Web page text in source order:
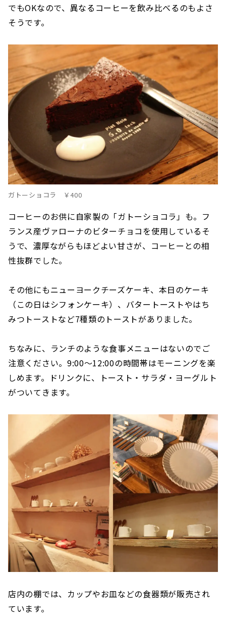
でもOKなので、異なるコーヒーを飲み比べるのもよさ
そうです。
ガトーショコラ ￥400
コーヒーのお供に自家製の「ガトーショコラ」も。フ
ランス産ヴァローナのビターチョコを使用しているそ
うで、濃厚ながらもほどよい甘さが、コーヒーとの相
性抜群でした。
その他にもニューヨークチーズケーキ、本日のケーキ
（この日はシフォンケーキ）、バタートーストやはち
みつトーストなど7種類のトーストがありました。
ちなみに、ランチのような食事メニューはないのでご
注意ください。9:00〜12:00の時間帯はモーニングを楽
しめます。ドリンクに、トースト・サラダ・ヨーグルト
がついてきます。
店内の棚では、カップやお皿などの食器類が販売され
ています。